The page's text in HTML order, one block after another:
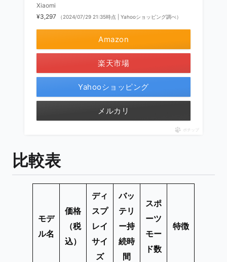
Xiaomi
¥3,297
（2024/07/29 21:35時点 | Yahooショッピング調べ）
Amazon
楽天市場
Yahooショッピング
メルカリ
ポチップ
比較表
モデ
ル名
価格
（税
込）
ディ
スプ
レイ
サイ
ズ
バッ
テリ
ー持
続時
間
スポ
ーツ
モー
ド数
特徴